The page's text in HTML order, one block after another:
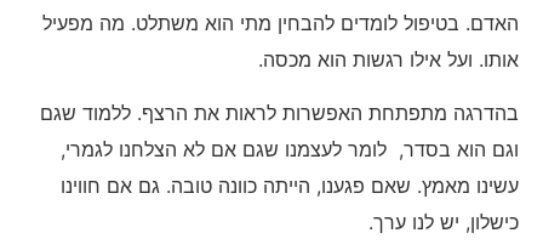
האדם. בטיפול לומדים להבחין מתי הוא משתלט. מה מפעיל
אותו. ועל אילו רגשות הוא מכסה.
בהדרגה מתפתחת האפשרות לראות את הרצף. ללמוד שגם
וגם הוא בסדר, לומר לעצמנו שגם אם לא הצלחנו לגמרי,
עשינו מאמץ. שאם פגענו, הייתה כוונה טובה. גם אם חווינו
כישלון, יש לנו ערך.